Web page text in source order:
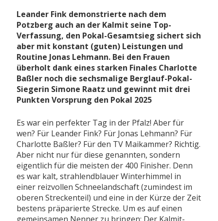
Leander Fink demonstrierte nach dem
Potzberg auch an der Kalmit seine Top-
Verfassung, den Pokal-Gesamtsieg sichert sich
aber mit konstant (guten) Leistungen und
Routine Jonas Lehmann. Bei den Frauen
überholt dank eines starken Finales Charlotte
Baßler noch die sechsmalige Berglauf-Pokal-
Siegerin Simone Raatz und gewinnt mit drei
Punkten Vorsprung den Pokal 2025
Es war ein perfekter Tag in der Pfalz! Aber für
wen? Für Leander Fink? Für Jonas Lehmann? Für
Charlotte Baßler? Für den TV Maikammer? Richtig.
Aber nicht nur für diese genannten, sondern
eigentlich für die meisten der 400 Finisher. Denn
es war kalt, strahlendblauer Winterhimmel in
einer reizvollen Schneelandschaft (zumindest im
oberen Streckenteil) und eine in der Kürze der Zeit
bestens präparierte Strecke. Um es auf einen